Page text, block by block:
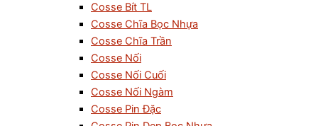
Cosse Bít TL
Cosse Chĩa Bọc Nhựa
Cosse Chĩa Trần
Cosse Nối
Cosse Nối Cuối
Cosse Nối Ngàm
Cosse Pin Đặc